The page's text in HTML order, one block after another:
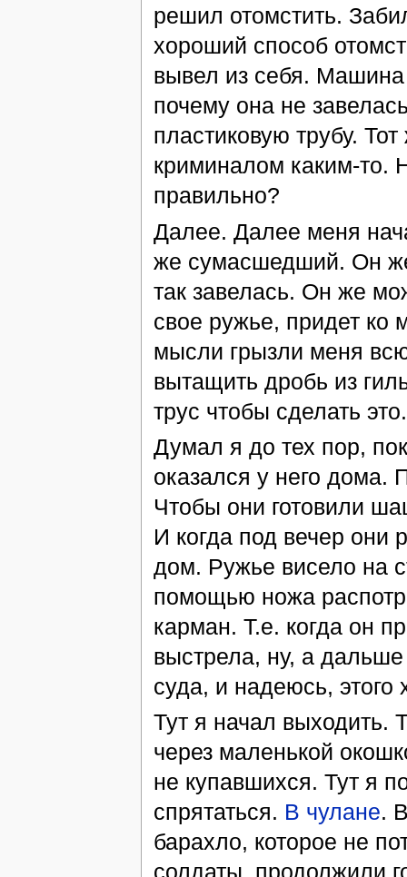
решил отомстить.
хороший способ
вывел из себя. Машина
почему она не
пластиковую трубу.
криминалом каким-то.
правильно?
Далее. Далее меня
же сумасшедший. Он
так завелась. Он же
свое ружье, придет
мысли грызли меня
вытащить дробь из
трус чтобы сделать это.
Думал я до тех пор,
оказался у него дома.
Чтобы они готовили
И когда под вечер они
дом. Ружье висело на
помощью ножа
карман. Т.е. когда он
выстрела, ну, а
суда, и надеюсь, этого
Тут я начал выходить.
через маленькой
не купавшихся. Тут я
спрятаться. В чулане.
барахло, которое не
солдаты, продолжили